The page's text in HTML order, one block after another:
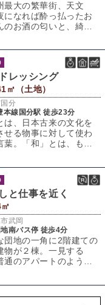
最大の繁華街、天文
になれば酔っ払ったお
のお酒の匂いと、綺麗
レッシング
㎡（土地）
分
本線国分駅 徒歩23分
は、日本古来の文化を
せる物事に対して使わ
葉。「和」とは、もと
と仕事を近く
武岡
南バス停 徒歩4分
団地の一角に2階建ての
物が２棟。一見する
通のアパートのようで